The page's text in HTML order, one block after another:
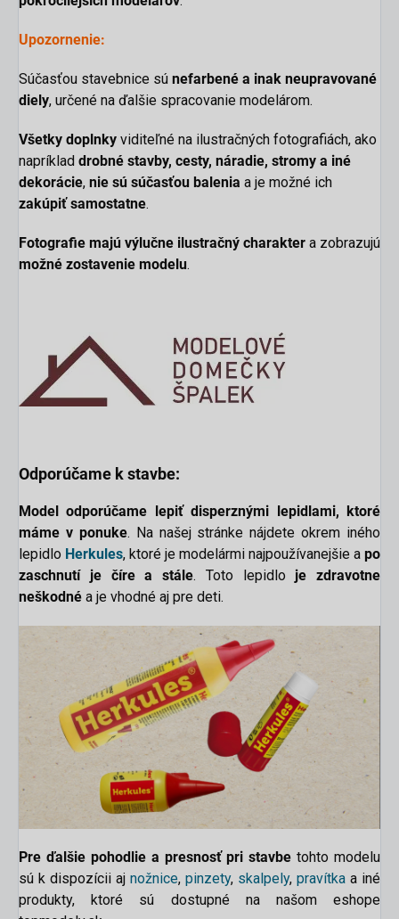
Upozornenie:
Súčasťou stavebnice sú nefarbené a inak neupravované
diely, určené na ďalšie spracovanie modelárom.
Všetky doplnky viditeľné na ilustračných fotografiách, ako
napríklad drobné stavby, cesty, náradie, stromy a iné
dekorácie, nie sú súčasťou balenia a je možné ich
zakúpiť samostatne.
Fotografie majú výlučne ilustračný charakter a zobrazujú
možné zostavenie modelu.
Odporúčame k stavbe:
Model odporúčame lepiť disperznými lepidlami, ktoré
máme v ponuke. Na našej stránke nájdete okrem iného
lepidlo Herkules, ktoré je modelármi najpoužívanejšie a po
zaschnutí je číre a stále. Toto lepidlo je zdravotne
neškodné a je vhodné aj pre deti.
Pre ďalšie pohodlie a presnosť pri stavbe tohto modelu
sú k dispozícii aj nožnice, pinzety, skalpely, pravítka a iné
produkty, ktoré sú dostupné na našom eshope